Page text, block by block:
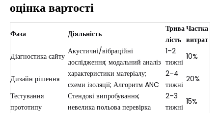
оцінка вартості
Фаза Діяльність
Трива
лість
Частка
витрат
Діагностика сайту
Акустичні/вібраційні
дослідження; модальний аналіз
1–2
тижні
10%
Дизайн рішення
характеристики матеріалу;
схеми ізоляції; Алгоритм ANC
2–4
тижні
20%
Тестування
прототипу
Стендові випробування;
невелика польова перевірка
2–3
тижні
15%